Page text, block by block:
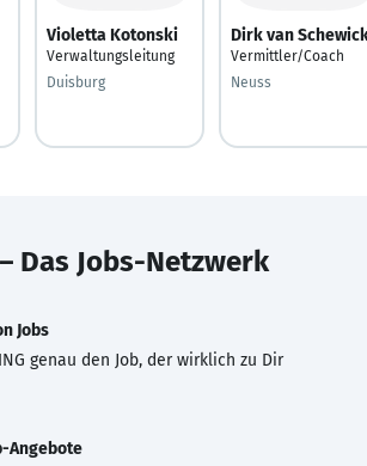
Violetta Kotonski
Verwaltungsleitung
Duisburg
Dirk van
Vermittler/Coach
Neuss
Das Jobs-Netzwerk
Jobs
genau den Job, der wirklich zu Dir
Angebote